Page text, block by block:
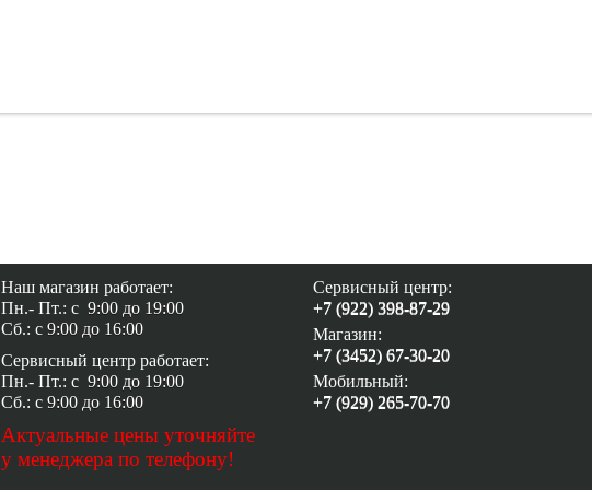
Наш магазин работает:
Пн.- Пт.: с 9:00 до 19:00
Сб.: с 9:00 до 16:00
Сервисный центр работает:
Пн.- Пт.: с 9:00 до 19:00
Сб.: с 9:00 до 16:00
Актуальные цены уточняйте
у менеджера по телефону!
Сервисный центр:
+7 (922) 398-87-29
Магазин:
+7 (3452) 67-30-20
Мобильный:
+7 (929) 265-70-70